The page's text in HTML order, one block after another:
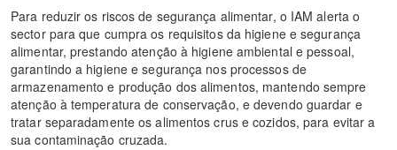
Para reduzir os riscos de segurança alimentar, o IAM alerta o
sector para que cumpra os requisitos da higiene e segurança
alimentar, prestando atenção à higiene ambiental e pessoal,
garantindo a higiene e segurança nos processos de
armazenamento e produção dos alimentos, mantendo sempre
atenção à temperatura de conservação, e devendo guardar e
tratar separadamente os alimentos crus e cozidos, para evitar a
sua contaminação cruzada.